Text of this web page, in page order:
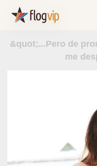
&quot;...Pero de
me